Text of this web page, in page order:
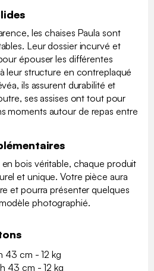
les chaises Paula sont
Leur dossier incurvé et
épouser les différentes
leur structure en contreplaqué
ils assurent durabilité et
ses assises ont tout pour
moments autour de repas entre
bois véritable, chaque produit
et unique. Votre pièce aura
et pourra présenter quelques
photographié.
43 cm - 12 kg
43 cm - 12 kg